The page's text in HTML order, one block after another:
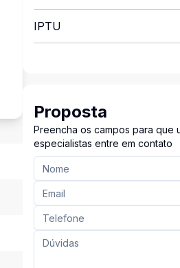
IPTU
Proposta
Preencha os campos para que
especialistas entre em contato